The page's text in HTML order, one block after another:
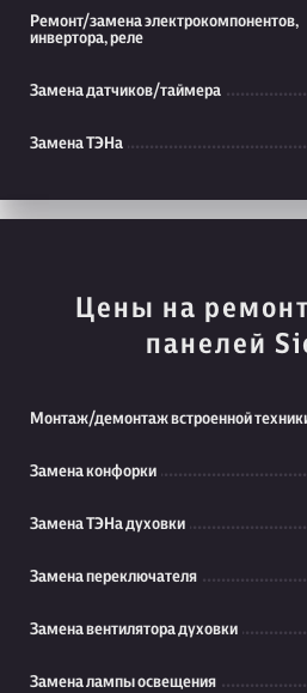
Ремонт/замена электрокомпонентов,
инвертора, реле
Замена датчиков/таймера
Замена ТЭНа
Цены на
панелей
Монтаж/демонтаж встроенной
Замена конфорки
Замена ТЭНа духовки
Замена переключателя
Замена вентилятора духовки
Замена лампы освещения